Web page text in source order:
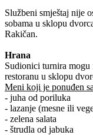
Službeni smještaj nije
sobama u sklopu
Rakičan.
Hrana
Sudionici turnira
restoranu u sklopu
Meni koji je ponuđen
- juha od poriluka
- lazanje (mesne ili
- zelena salata
- štrudla od jabuka